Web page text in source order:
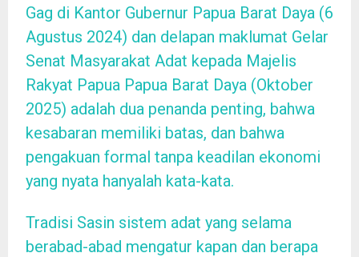
Gag di Kantor Gubernur Papua Barat Daya (6
Agustus 2024) dan delapan maklumat Gelar
Senat Masyarakat Adat kepada Majelis
Rakyat Papua Papua Barat Daya (Oktober
2025) adalah dua penanda penting, bahwa
kesabaran memiliki batas, dan bahwa
pengakuan formal tanpa keadilan ekonomi
yang nyata hanyalah kata-kata.
Tradisi Sasin sistem adat yang selama
berabad-abad mengatur kapan dan berapa